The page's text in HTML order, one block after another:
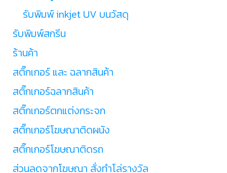
รับพิมพ์ inkjet UV บนวัสดุ
รับพิมพ์สกรีน
ร้านค้า
สติ๊กเกอร์ และ ฉลากสินค้า
สติ๊กเกอร์ฉลากสินค้า
สติ๊กเกอร์ตกแต่งกระจก
สติ๊กเกอร์โฆษณาติดผนัง
สติ๊กเกอร์โฆษณาติดรถ
ส่วนลดจากโฆษณา สั่งทำโล่รางวัล